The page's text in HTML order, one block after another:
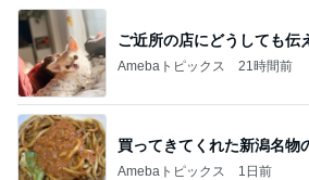
ご近所の店にどうしても伝
Amebaトピックス 21時間前
買ってきてくれた新潟名物
Amebaトピックス 1日前